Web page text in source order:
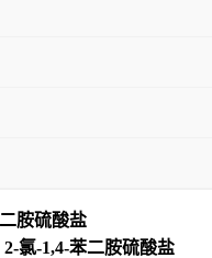
胺硫酸盐
氯-1,4-苯二胺硫酸盐